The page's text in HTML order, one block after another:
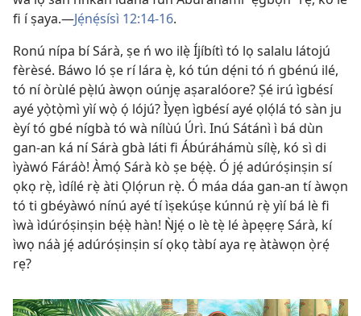
fi í ṣaya.—Jẹ́nẹ́sísì 12:14-16.
Ronú nípa bí Sárà, ṣe ń wo ilẹ̀ Íjíbítì tó lọ salalu látojú
fèrèsé. Báwo ló ṣe rí lára ẹ̀, kó tún dẹ́ni tó ń gbénú ilé,
tó ní òrùlé pẹ̀lú àwọn oúnjẹ aṣaralóore? Ṣé irú ìgbésí
ayé yọ̀tọ̀mì yìí wọ̀ ọ́ lójú? Ìyẹn ìgbésí ayé ọlọ́lá tó sàn ju
èyí tó gbé nígbà tó wà nílùú Úrì. Inú Sátánì ì bá dùn
gan-an ká ní Sárà gbà láti fi Ábúráhámù sílẹ̀, kó sì di
ìyàwó Fáráò! Àmọ́ Sárà kò ṣe bẹ́ẹ̀. Ó jẹ́ adúróṣinṣin sí
ọkọ rẹ̀, ìdílé rẹ̀ àti Ọlọ́run rẹ̀. Ó máa dáa gan-an tí àwọn
tó ti gbéyàwó nínú ayé tí ìṣekúṣe kúnnú rẹ̀ yìí bá lè fi
ìwà ìdúróṣinṣin bẹ́ẹ̀ hàn! Ǹjẹ́ o lè tẹ̀ lé àpẹẹrẹ Sárà, kí
ìwọ náà jẹ́ adúróṣinṣin sí ọkọ tàbí aya rẹ àtàwọn ọ̀rẹ́
rẹ?